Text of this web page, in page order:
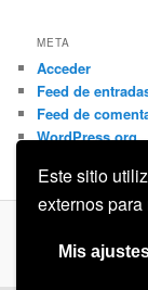
Este sitio
externos
Mis
META
Acceder
Feed de
Feed de
WordPress.org